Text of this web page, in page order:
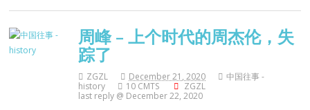
周峰 – 上个时代的周杰伦，失
踪了
ZGZL December 21, 2020
中国往事 -
history
10 CMTS
ZGZL
last reply @ December 22, 2020